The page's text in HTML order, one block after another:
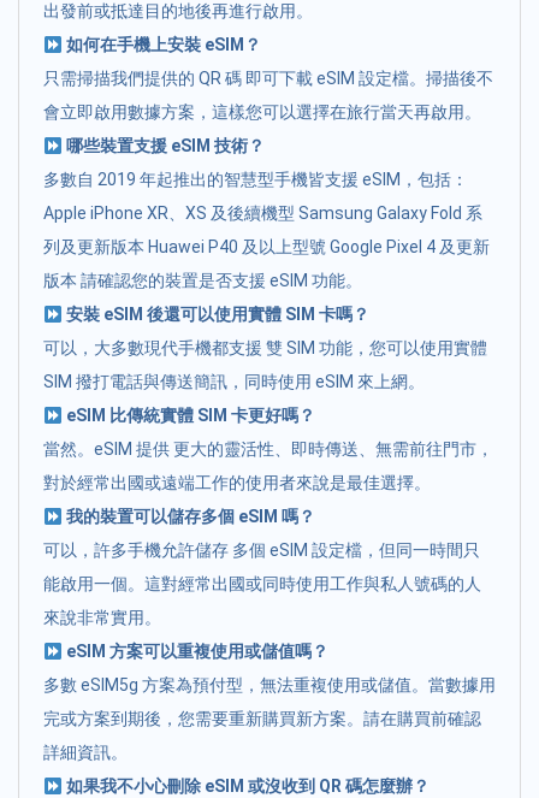
出發前或抵達目的地後再進行啟用。
如何在手機上安裝 eSIM？
只需掃描我們提供的 QR 碼 即可下載 eSIM 設定檔。掃描後不
會立即啟用數據方案，這樣您可以選擇在旅行當天再啟用。
哪些裝置支援 eSIM 技術？
多數自 2019 年起推出的智慧型手機皆支援 eSIM，包括：
Apple iPhone XR、XS 及後續機型 Samsung Galaxy Fold 系
列及更新版本 Huawei P40 及以上型號 Google Pixel 4 及更新
版本 請確認您的裝置是否支援 eSIM 功能。
安裝 eSIM 後還可以使用實體 SIM 卡嗎？
可以，大多數現代手機都支援 雙 SIM 功能，您可以使用實體
SIM 撥打電話與傳送簡訊，同時使用 eSIM 來上網。
eSIM 比傳統實體 SIM 卡更好嗎？
當然。eSIM 提供 更大的靈活性、即時傳送、無需前往門市，
對於經常出國或遠端工作的使用者來說是最佳選擇。
我的裝置可以儲存多個 eSIM 嗎？
可以，許多手機允許儲存 多個 eSIM 設定檔，但同一時間只
能啟用一個。這對經常出國或同時使用工作與私人號碼的人
來說非常實用。
eSIM 方案可以重複使用或儲值嗎？
多數 eSIM5g 方案為預付型，無法重複使用或儲值。當數據用
完或方案到期後，您需要重新購買新方案。請在購買前確認
詳細資訊。
如果我不小心刪除 eSIM 或沒收到 QR 碼怎麼辦？